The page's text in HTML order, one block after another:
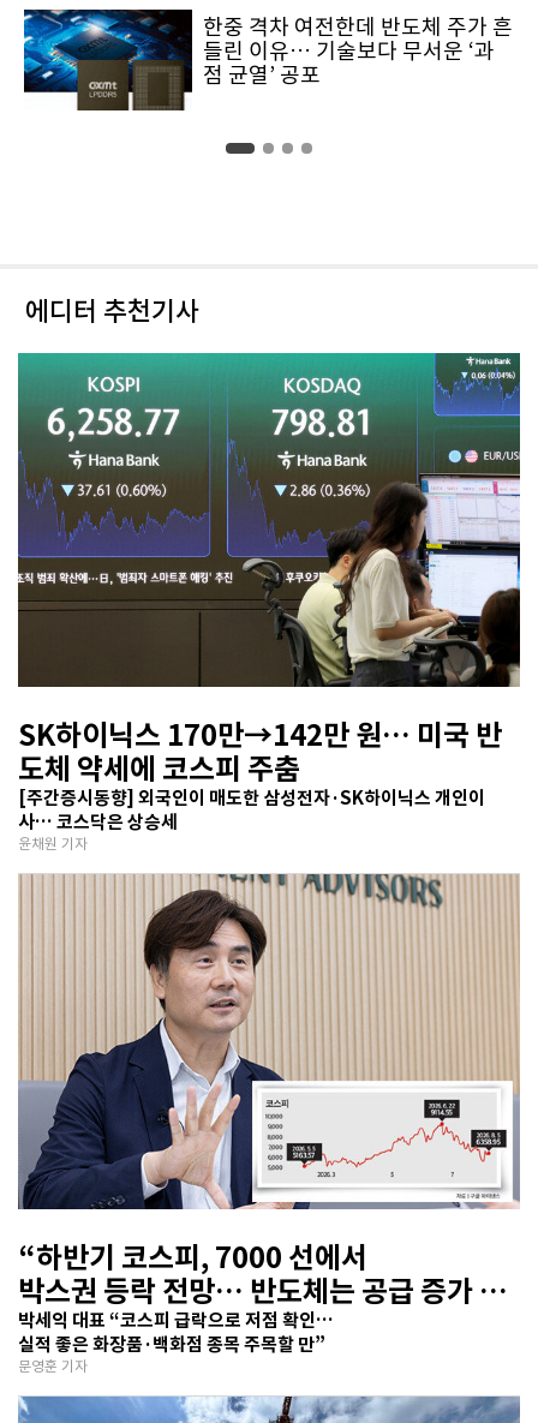
한중 격차 여전한데 반도체 주가 흔
들린 이유… 기술보다 무서운 ‘과
점 균열’ 공포
에디터 추천기사
SK하이닉스 170만→142만 원… 미국 반
도체 약세에 코스피 주춤
[주간증시동향] 외국인이 매도한 삼성전자·SK하이닉스 개인이
사… 코스닥은 상승세
윤채원 기자
“하반기 코스피, 7000 선에서
박스권 등락 전망… 반도체는 공급 증가 선
반영 주시해야”
박세익 대표 “코스피 급락으로 저점 확인…
실적 좋은 화장품·백화점 종목 주목할 만”
문영훈 기자